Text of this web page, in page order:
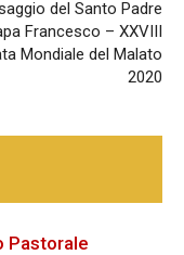
del Santo Padre
Francesco – XXVIII
Mondiale del Malato
2020
Pastorale